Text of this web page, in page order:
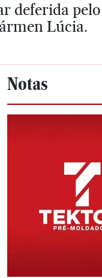
deferida
Lúcia.
Notas